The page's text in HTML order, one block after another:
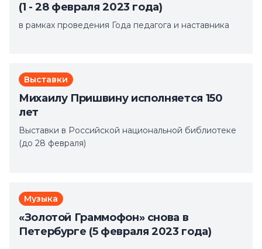
(1 - 28 февраля 2023 года)
в рамках проведения Года педагога и наставника
Выставки
Михаилу Пришвину исполняется 150
лет
Выставки в Российской национальной библиотеке
(до 28 февраля)
Музыка
«Золотой Граммофон» снова в
Петербурге (5 февраля 2023 года)